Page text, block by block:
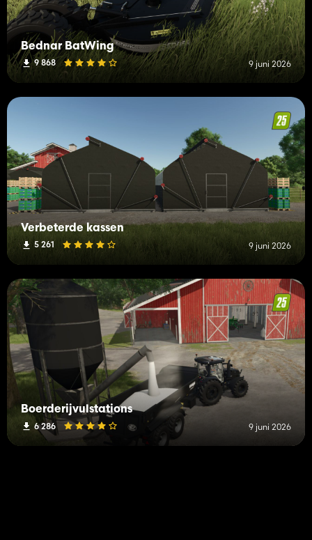
Bednar BatWing
9 868 9 juni 2026
Verbeterde kassen
5 261 9 juni 2026
Boerderijvulstations
6 286 9 juni 2026